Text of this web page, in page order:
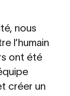
nous
l’humain
ont été
créer un